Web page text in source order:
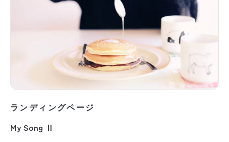
ランディングページ
My Song Ⅱ